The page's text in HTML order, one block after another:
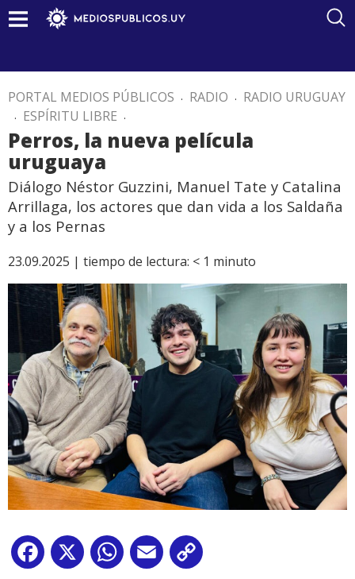
PORTAL MEDIOS PÚBLICOS . RADIO . RADIO URUGUAY
. ESPÍRITU LIBRE .
Perros, la nueva película
uruguaya
Diálogo Néstor Guzzini, Manuel Tate y Catalina
Arrillaga, los actores que dan vida a los Saldaña
y a los Pernas
23.09.2025 | tiempo de lectura: < 1 minuto
Facebook
X WhatsApp
Email